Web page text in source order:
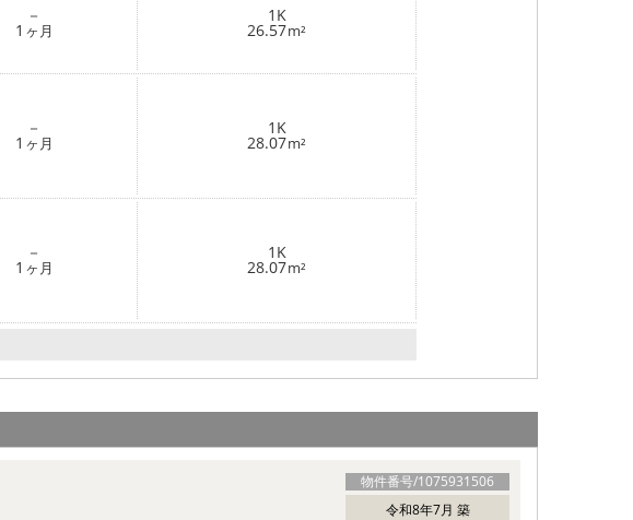
－
1 ヶ月
1K
26.57m²
－
1 ヶ月
1K
28.07m²
－
1 ヶ月
1K
28.07m²
物件番号/1075931506
令和8年7月 築